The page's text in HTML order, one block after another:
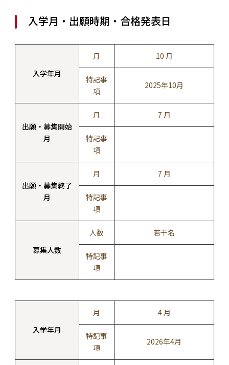
入学月・出願時期・合格発表日
入学年月
月 10 月
特記事
項
2025年10月
出願・募集開始
月
月 7 月
特記事
項
出願・募集終了
月
月 7 月
特記事
項
募集人数
人数 若干名
特記事
項
入学年月
月 4 月
特記事
項
2026年4月